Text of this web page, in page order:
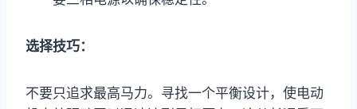
选择技巧：
不要只追求最高马力。寻找一个平衡设计，使电动